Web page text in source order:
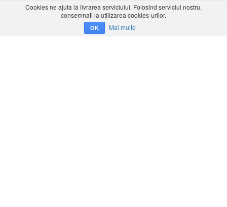
Cookies ne ajuta la livrarea serviciului. Folosind serviciul nostru,
consemnati la utilizarea cookies-urilor.
OK Mai multe